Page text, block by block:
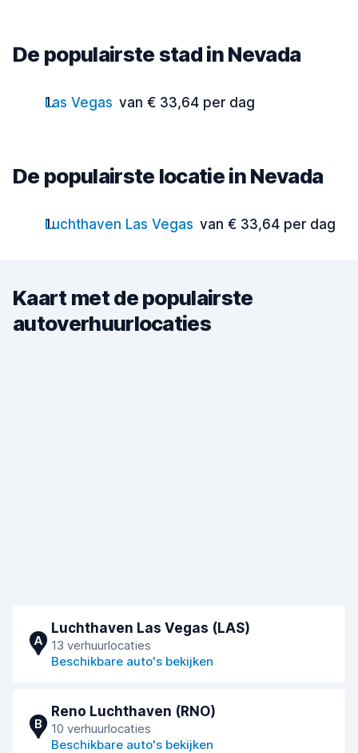
De populairste stad in Nevada
Las Vegas van € 33,64 per dag
De populairste locatie in Nevada
Luchthaven Las Vegas van € 33,64 per dag
Kaart met de populairste
autoverhuurlocaties
A
Luchthaven Las Vegas (LAS)
13 verhuurlocaties
Beschikbare auto's bekijken
B
Reno Luchthaven (RNO)
10 verhuurlocaties
Beschikbare auto's bekijken